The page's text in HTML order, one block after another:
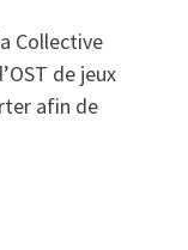
Collective
de jeux
afin de